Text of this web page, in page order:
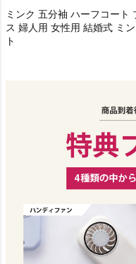
ミンク 五分袖 ハーフコート
ス 婦人用 女性用 結婚式 ミ
ト